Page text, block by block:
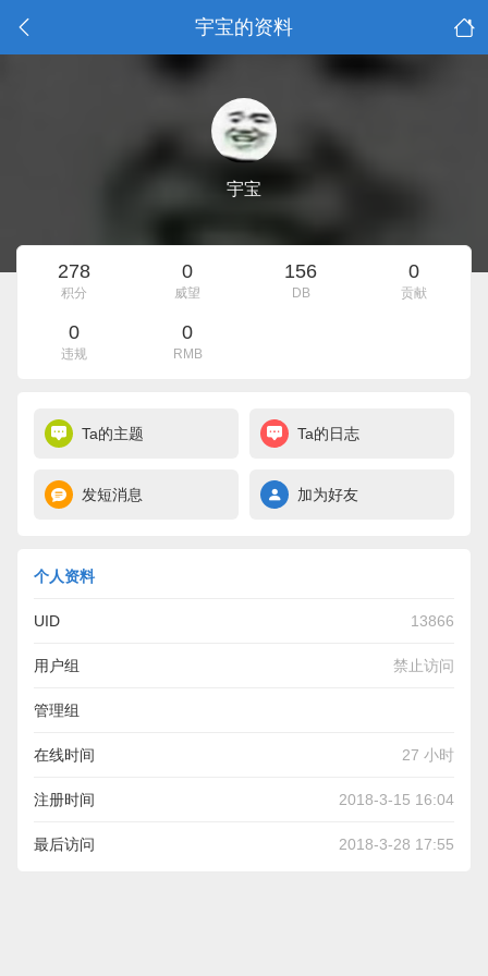
宇宝的资料
宇宝
278
积分
0
威望
156
DB
0
贡献
0
违规
0
RMB
Ta的主题 Ta的日志
发短消息 加为好友
个人资料
UID 13866
用户组 禁止访问
管理组
在线时间 27 小时
注册时间 2018-3-15 16:04
最后访问 2018-3-28 17:55